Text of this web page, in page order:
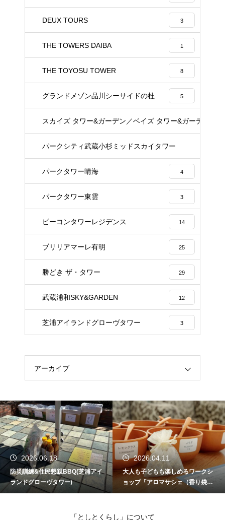
DEUX TOURS 3
THE TOWERS DAIBA 1
THE TOYOSU TOWER 8
グランドメゾン品川シーサイドの杜 5
スカイズ タワー&ガーデン／ベイズ タワー&ガーデン
パークシティ武蔵小杉ミッドスカイタワー
パークタワー晴海 4
パークタワー東雲 3
ビーコンタワーレジデンス 14
ブリリアマーレ有明 25
勝どき ザ・タワー 29
武蔵浦和SKY&GARDEN 12
芝浦アイランドグローヴタワー 3
アーカイブ
2026.04.11
大人も子どもも楽しめるワークシ
ョップ「アロマサシェ（香り袋）
づくり」（BrilliaMare有明 TOWE
2026.02.23
防災訓練&居住者同士の交流BBQ
(パークタワー東雲)
「としとくらし」について